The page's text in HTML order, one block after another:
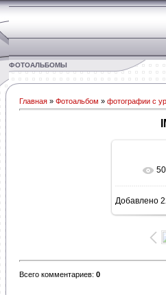
ФОТОАЛЬБОМЫ
Главная » Фотоальбом » фотографии с
В
Добавлено
Всего комментариев: 0